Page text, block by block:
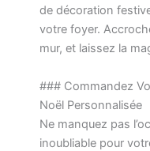
de décoration
votre foyer.
mur, et laissez la
### Commandez
Noël Personnalisée
Ne manquez pas
inoubliable pour